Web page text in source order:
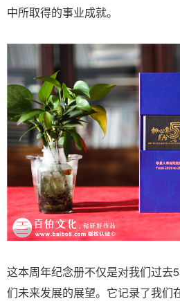
中所取得的事业成就。
这本周年纪念册不仅是对我们过去
们未来发展的展望。它记录了我们